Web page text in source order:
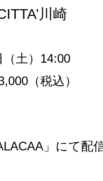
’川崎
（土） 14:00
（税込）
」にて配